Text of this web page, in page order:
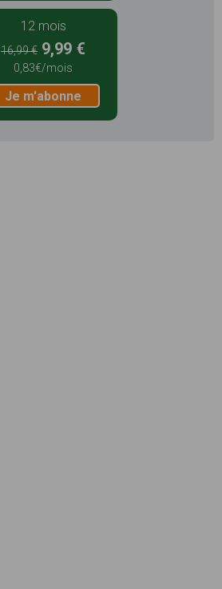
12 mois
16,99 € 9,99 €
0,83€/mois
Je m'abonne